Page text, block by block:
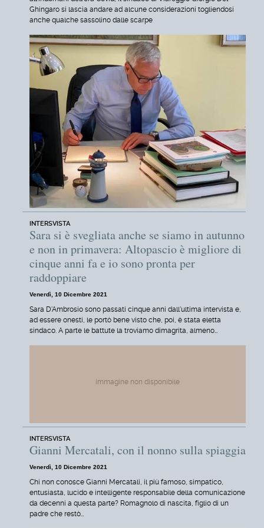
Ghingaro si lascia andare ad alcune considerazioni togliendosi
anche qualche sassolino dalle scarpe
INTERSVISTA
Sara si è svegliata anche se siamo in autunno
e non in primavera: Altopascio è migliore di
cinque anni fa e io sono pronta per
raddoppiare
Venerdì, 10 Dicembre 2021
Sara D'Ambrosio sono passati cinque anni dall'ultima intervista e,
ad essere onesti, le portò bene visto che, poi, è stata eletta
sindaco. A parte le battute la troviamo dimagrita, almeno…
immagine non disponibile
INTERSVISTA
Gianni Mercatali, con il nonno sulla spiaggia
Venerdì, 10 Dicembre 2021
Chi non conosce Gianni Mercatali, il più famoso, simpatico,
entusiasta, lucido e intelligente responsabile della comunicazione
da decenni a questa parte? Romagnolo di nascita, figlio di un
padre che restò…